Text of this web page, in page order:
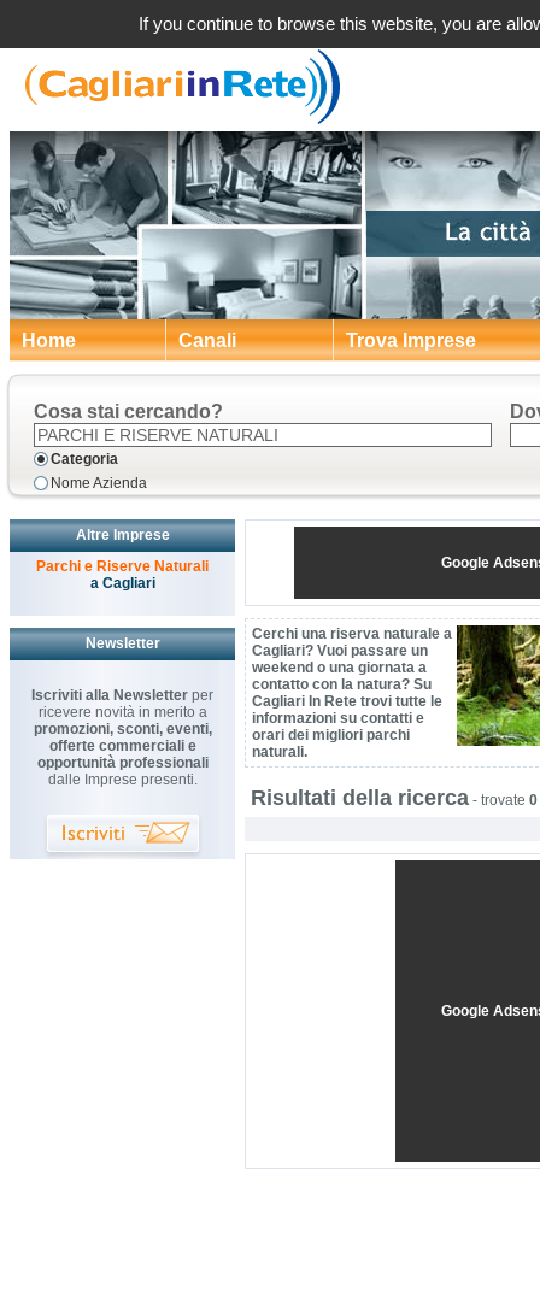
Home Canali Trova Imprese
Cosa stai cercando?
Categoria
Nome Azienda
Altre Imprese
Parchi e Riserve Naturali
a Cagliari
Newsletter
Iscriviti alla Newsletter per
ricevere novità in merito a
promozioni, sconti, eventi,
offerte commerciali e
opportunità professionali
dalle Imprese presenti.
Google
Cerchi una riserva naturale a
Cagliari? Vuoi passare un
weekend o una giornata a
contatto con la natura? Su
Cagliari In Rete trovi tutte le
informazioni su contatti e
orari dei migliori parchi
naturali.
Risultati della ricerca - trovate 0
Google
If you continue to browse this website, you are